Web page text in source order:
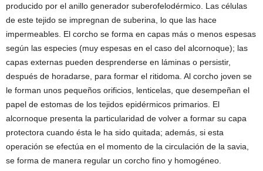
producido por el anillo generador suberofelodérmico. Las células
de este tejido se impregnan de suberina, lo que las hace
impermeables. El corcho se forma en capas más o menos espesas
según las especies (muy espesas en el caso del alcornoque); las
capas externas pueden desprenderse en láminas o persistir,
después de horadarse, para formar el ritidoma. Al corcho joven se
le forman unos pequeños orificios, lenticelas, que desempeñan el
papel de estomas de los tejidos epidérmicos primarios. El
alcornoque presenta la particularidad de volver a formar su capa
protectora cuando ésta le ha sido quitada; además, si esta
operación se efectúa en el momento de la circulación de la savia,
se forma de manera regular un corcho fino y homogéneo.